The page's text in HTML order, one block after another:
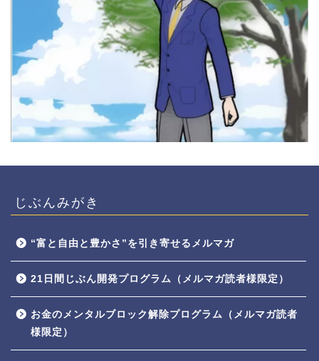
じぶんみがき
“富と自由と豊かさ”を引き寄せるメルマガ
21日間じぶん開発プログラム（メルマガ読者様限定）
お金のメンタルブロック解除プログラム（メルマガ読者
様限定）